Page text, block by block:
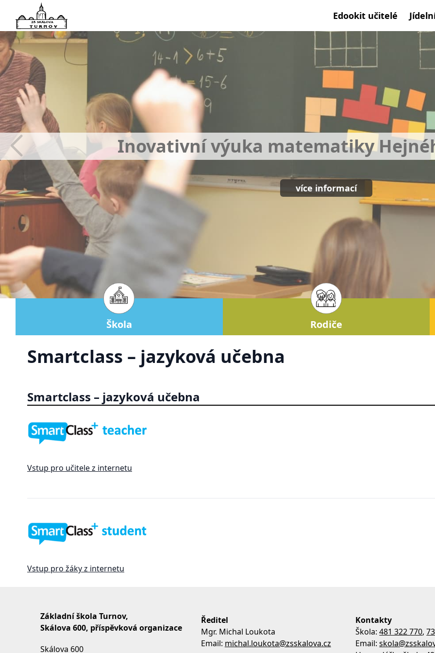
Edookit učitelé
Inovativní výuka matematiky
více informací
Škola Rodiče
Smartclass – jazyková učebna
Smartclass – jazyková učebna
Vstup pro učitele z internetu
Vstup pro žáky z internetu
Základní škola Turnov,
Skálova 600, příspěvková organizace
Skálova 600
Ředitel
Mgr. Michal Loukota
Email: michal.loukota@zsskalova.cz
Kontakty
Škola:481 322 770,
Email: